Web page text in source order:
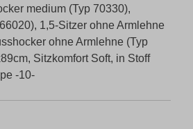
medium (Typ 70330),
1,5-Sitzer ohne Armlehne
ohne Armlehne (Typ
Sitzkomfort Soft, in Stoff
-10-